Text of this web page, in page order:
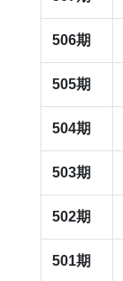
506期
505期
504期
503期
502期
501期